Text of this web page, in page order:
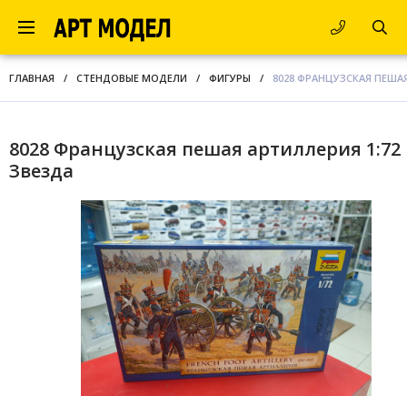
ГЛАВНАЯ / СТЕНДОВЫЕ МОДЕЛИ / ФИГУРЫ / 8028 ФРАНЦУЗСКАЯ
8028 Французская пешая артиллерия 1:72
Звезда